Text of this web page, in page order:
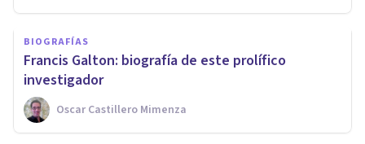
BIOGRAFÍAS
Francis Galton: biografía de este prolífico
investigador
Oscar Castillero Mimenza